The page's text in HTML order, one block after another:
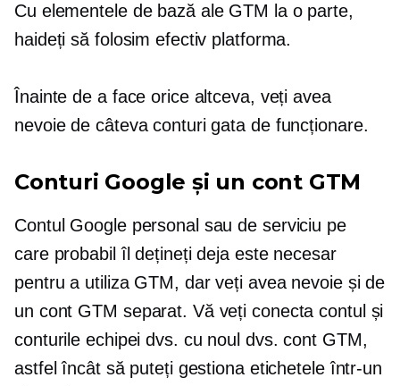
Cu elementele de bază ale GTM la o parte,
haideți să folosim efectiv platforma.
Înainte de a face orice altceva, veți avea
nevoie de câteva conturi gata de funcționare.
Conturi Google și un cont GTM
Contul Google personal sau de serviciu pe
care probabil îl dețineți deja este necesar
pentru a utiliza GTM, dar veți avea nevoie și de
un cont GTM separat. Vă veți conecta contul și
conturile echipei dvs. cu noul dvs. cont GTM,
astfel încât să puteți gestiona etichetele într-un